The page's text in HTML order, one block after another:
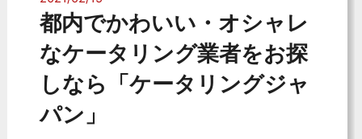
都内でかわいい・オシャレ
なケータリング業者をお探
しなら「ケータリングジャ
パン」